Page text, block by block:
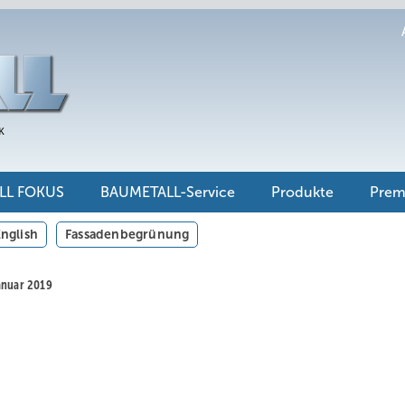
FOKUS BAUMETALL-Service Produkte
Fassadenbegrünung
2019